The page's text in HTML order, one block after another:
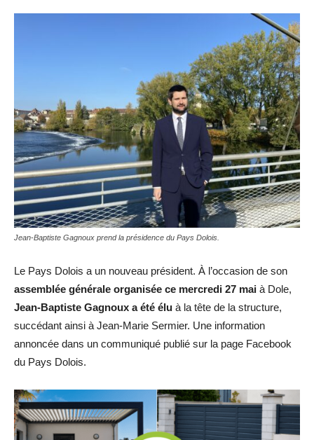
Jean-Baptiste Gagnoux prend la présidence du Pays Dolois.
Le Pays Dolois a un nouveau président. À l’occasion de son
assemblée générale organisée ce mercredi 27 mai à Dole,
Jean-Baptiste Gagnoux a été élu à la tête de la structure,
succédant ainsi à Jean-Marie Sermier. Une information
annoncée dans un communiqué publié sur la page Facebook
du Pays Dolois.